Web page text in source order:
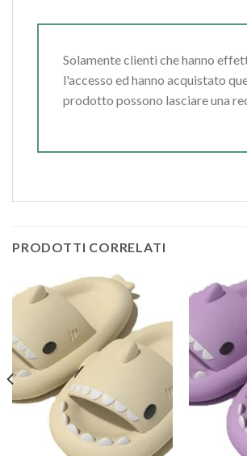
Solamente clienti che hanno
l'accesso ed hanno acquistato
prodotto possono lasciare una
PRODOTTI CORRELATI